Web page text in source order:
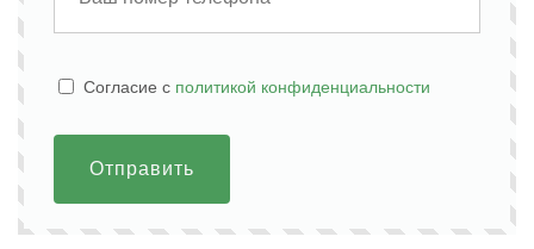
Cогласие с политикой конфиденциальности
Отправить